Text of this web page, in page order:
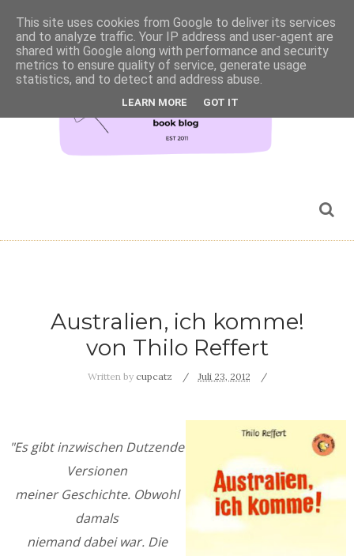
Australien, ich komme!
von Thilo Reffert
Written by cupcatz Juli 23, 2012
"Es gibt inzwischen Dutzende
Versionen
meiner Geschichte. Obwohl
damals
niemand dabei war. Die
This site uses cookies from Google to deliver its services
and to analyze traffic. Your IP address and user-agent are
shared with Google along with performance and security
metrics to ensure quality of service, generate usage
statistics, and to detect and address abuse.
LEARN MORE GOT IT